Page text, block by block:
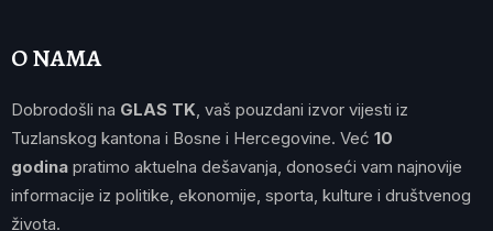
O NAMA
Dobrodošli na GLAS TK , vaš pouzdani izvor vijesti iz
Tuzlanskog kantona i Bosne i Hercegovine. Već 10
godina pratimo aktuelna dešavanja, donoseći vam najnovije
informacije iz politike, ekonomije, sporta, kulture i društvenog
života.